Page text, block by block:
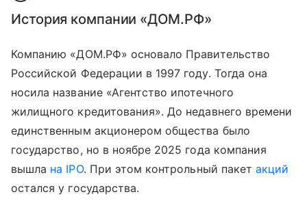
История компании «ДОМ.РФ»
Компанию «ДОМ.РФ» основало Правительство
Российской Федерации в 1997 году. Тогда она
носила название «Агентство ипотечного
жилищного кредитования». До недавнего времени
единственным акционером общества было
государство, но в ноябре 2025 года компания
вышла на IPO. При этом контрольный пакет акций
остался у государства.